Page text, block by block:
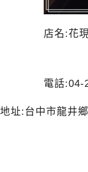
店名:花
電話:04-
地址:台中市龍井